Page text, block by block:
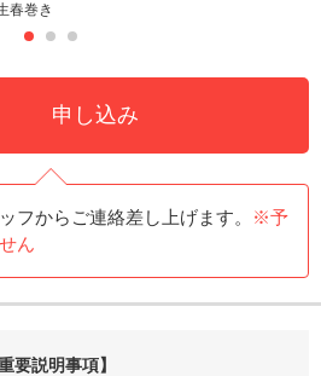
春巻き
申し込み
フからご連絡差し上げます。
※予
ん
重要説明事項】